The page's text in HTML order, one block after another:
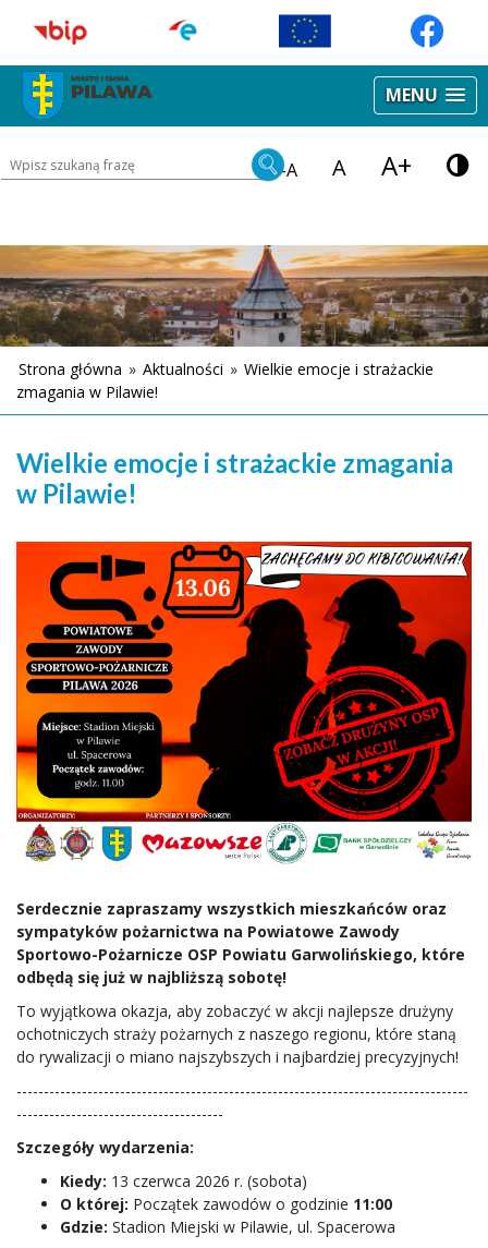
MENU
Wyszukiwarka treści na stronie -A A A+
Strona główna » Aktualności » Wielkie emocje i strażackie
zmagania w Pilawie!
Wielkie emocje i strażackie zmagania
w Pilawie!
Serdecznie zapraszamy wszystkich mieszkańców oraz
sympatyków pożarnictwa na Powiatowe Zawody
Sportowo-Pożarnicze OSP Powiatu Garwolińskiego, które
odbędą się już w najbliższą sobotę!
To wyjątkowa okazja, aby zobaczyć w akcji najlepsze drużyny
ochotniczych straży pożarnych z naszego regionu, które staną
do rywalizacji o miano najszybszych i najbardziej precyzyjnych!
-----------------------------------------------------------------------------------
--------------------------------------
Szczegóły wydarzenia:
Kiedy: 13 czerwca 2026 r. (sobota)
O której: Początek zawodów o godzinie 11:00
Gdzie: Stadion Miejski w Pilawie, ul. Spacerowa